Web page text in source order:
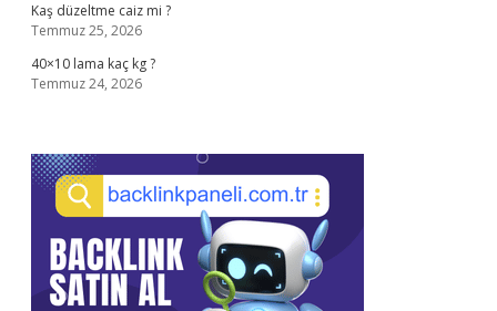
Kaş düzeltme caiz mi ?
Temmuz 25, 2026
40×10 lama kaç kg ?
Temmuz 24, 2026